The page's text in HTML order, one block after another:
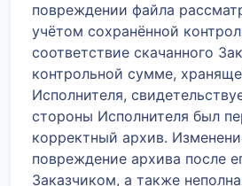
повреждении файла
учётом сохранённой
соответствие скачанного
контрольной сумме,
Исполнителя,
стороны Исполнителя был
корректный архив.
повреждение архива после
Заказчиком, а также